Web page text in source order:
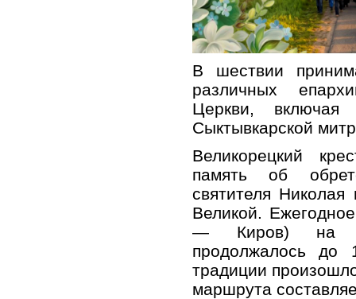
В шествии
различных
Церкви, включая
Сыктывкарской
Великорецкий
память об
святителя
Великой.
— Киров) на
продолжалось до
традиции
маршрута